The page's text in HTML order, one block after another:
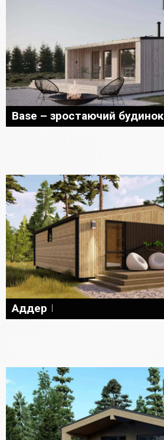
Base – зростаючий будинок
Аддер